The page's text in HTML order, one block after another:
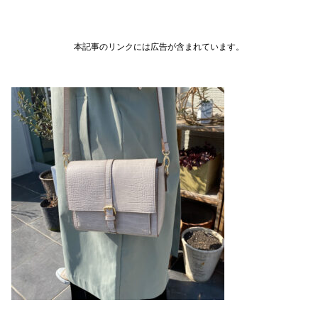
本記事のリンクには広告が含まれています。